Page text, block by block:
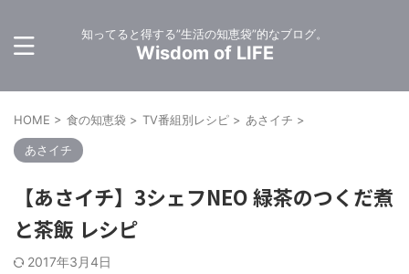
知ってると得する”生活の知恵袋”的なブログ。
Wisdom of LIFE
HOME > 食の知恵袋 > TV番組別レシピ > あさイチ >
あさイチ
【あさイチ】3シェフNEO 緑茶のつくだ煮
と茶飯 レシピ
2017年3月4日